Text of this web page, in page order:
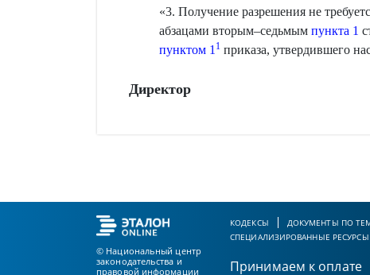
«3. Получение разрешения не
абзацами вторым–седьмым пункта 1
пунктом 1 1приказа, утвердившего
Директор
© Национальный центр
законодательства и
правовой информации
КОДЕКСЫ ДОКУМЕНТЫ ПО
СПЕЦИАЛИЗИРОВАННЫЕ РЕСУРСЫ
Принимаем к оплате